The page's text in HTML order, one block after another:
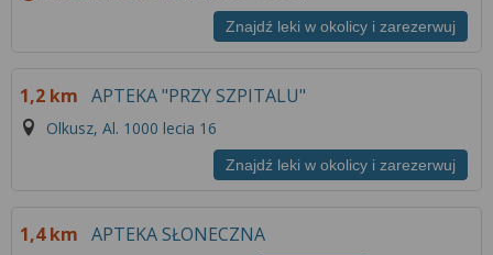
Znajdź leki w okolicy i zarezerwuj
1,2 km APTEKA "PRZY SZPITALU"
Olkusz, Al. 1000 lecia 16
Znajdź leki w okolicy i zarezerwuj
1,4 km APTEKA SŁONECZNA